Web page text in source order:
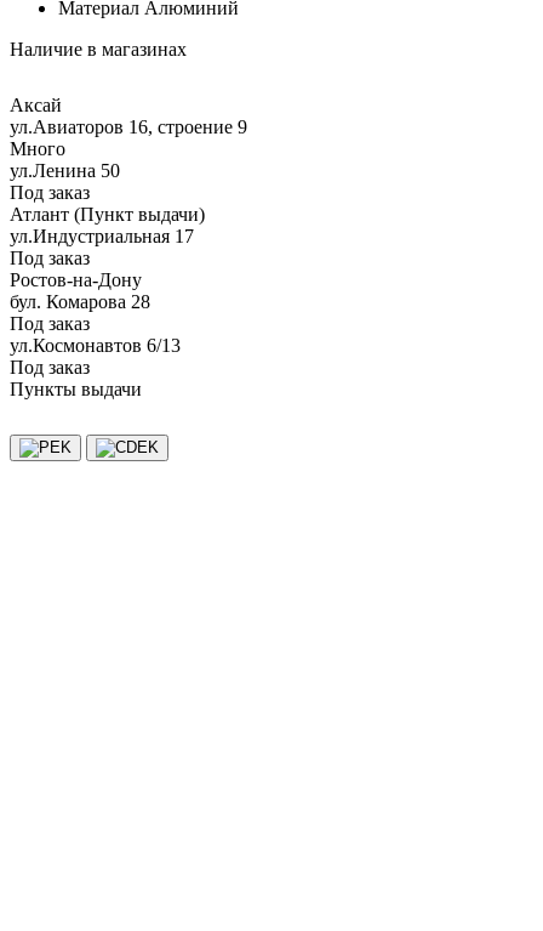
Материал Алюминий
Наличие в магазинах
Аксай
ул.Авиаторов 16, строение 9
Много
ул.Ленина 50
Под заказ
Атлант (Пункт выдачи)
ул.Индустриальная 17
Под заказ
Ростов-на-Дону
бул. Комарова 28
Под заказ
ул.Космонавтов 6/13
Под заказ
Пункты выдачи